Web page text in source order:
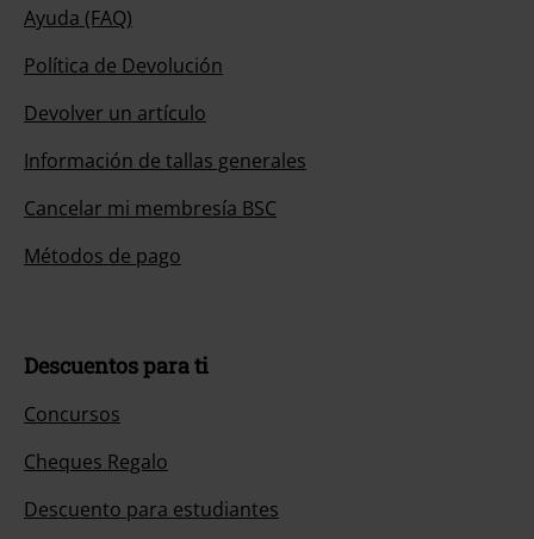
Ayuda (FAQ)
Política de Devolución
Devolver un artículo
Información de tallas generales
Cancelar mi membresía BSC
Métodos de pago
Descuentos para ti
Concursos
Cheques Regalo
Descuento para estudiantes